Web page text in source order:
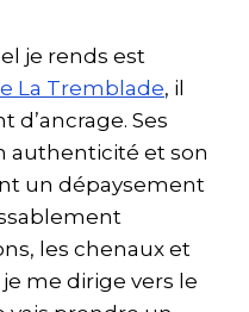
je rends est
La Tremblade, il
Ses
authenticité et son
un dépaysement
les chenaux et
me dirige vers le